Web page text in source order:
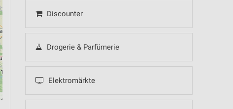
Discounter
Drogerie & Parfümerie
Elektromärkte